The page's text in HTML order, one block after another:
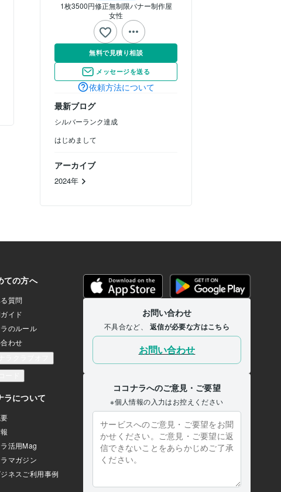
1枚3500円修正無制限バナー制作屋
女性
無料で見積り相談
メッセージを送る
依頼方法について
最新ブログ
シルバーランク達成
はじめまして
アーカイブ
2024年